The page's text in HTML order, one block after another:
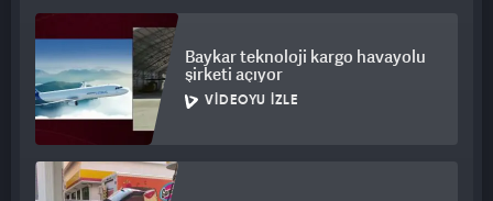
Baykar teknoloji kargo havayolu
şirketi açıyor
VIDEOYU İZLE